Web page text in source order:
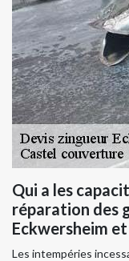
Qui a les
réparation des
Eckwersheim
Les intempéries